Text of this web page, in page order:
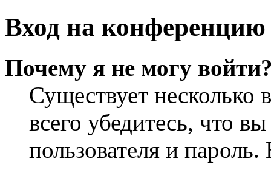
Вход на конференцию
Почему я не могу
Существует
всего убедитесь, что
пользователя и